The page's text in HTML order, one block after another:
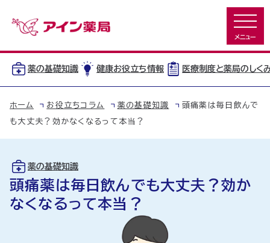
薬の基礎知識 健康お役立ち情報 医療制度と薬局のしく
ホーム お役立ちコラム 薬の基礎知識 頭痛薬は毎日飲んで
も大丈夫？効かなくなるって本当？
頭痛薬は毎日飲んでも大丈夫？効か
なくなるって本当？
薬の基礎知識